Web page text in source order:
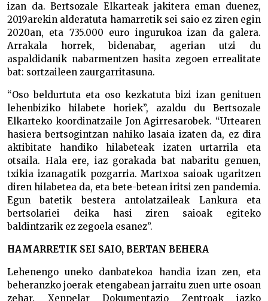
izan da. Bertsozale Elkarteak jakitera eman duenez,
2019arekin alderatuta hamarretik sei saio ez ziren egin
2020an, eta 735.000 euro ingurukoa izan da galera.
Arrakala horrek, bidenabar, agerian utzi du
aspaldidanik nabarmentzen hasita zegoen errealitate
bat: sortzaileen zaurgarritasuna.
“Oso beldurtuta eta oso kezkatuta bizi izan genituen
lehenbiziko hilabete horiek”, azaldu du Bertsozale
Elkarteko koordinatzaile Jon Agirresarobek. “Urtearen
hasiera bertsogintzan nahiko lasaia izaten da, ez dira
aktibitate handiko hilabeteak izaten urtarrila eta
otsaila. Hala ere, iaz gorakada bat nabaritu genuen,
txikia izanagatik pozgarria. Martxoa saioak ugaritzen
diren hilabetea da, eta bete-betean iritsi zen pandemia.
Egun batetik bestera antolatzaileak Lankura eta
bertsolariei deika hasi ziren saioak egiteko
baldintzarik ez zegoela esanez”.
HAMARRETIK SEI SAIO, BERTAN BEHERA
Lehenengo uneko danbatekoa handia izan zen, eta
beheranzko joerak etengabean jarraitu zuen urte osoan
zehar. Xenpelar Dokumentazio Zentroak iazko